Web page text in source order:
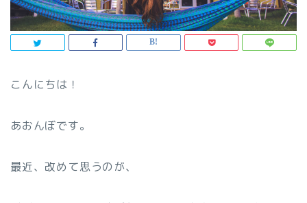
こんにちは！
あおんぼです。
最近、改めて思うのが、